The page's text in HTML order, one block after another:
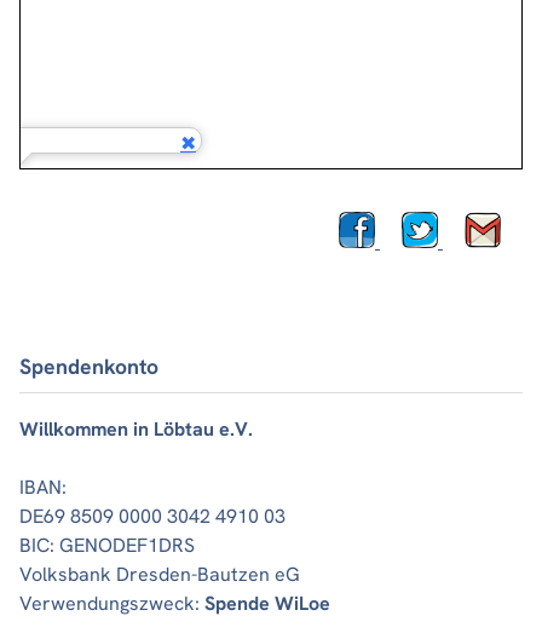
Spendenkonto
Willkommen in Löbtau e.V.
IBAN:
DE69 8509 0000 3042 4910 03
BIC: GENODEF1DRS
Volksbank Dresden-Bautzen eG
Verwendungszweck: Spende WiLoe